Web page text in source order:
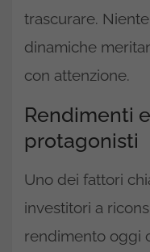
trascurare.
dinamiche
con attenzione.
Rendimenti
protagonisti
Uno dei fattori
investitori a
rendimento oggi